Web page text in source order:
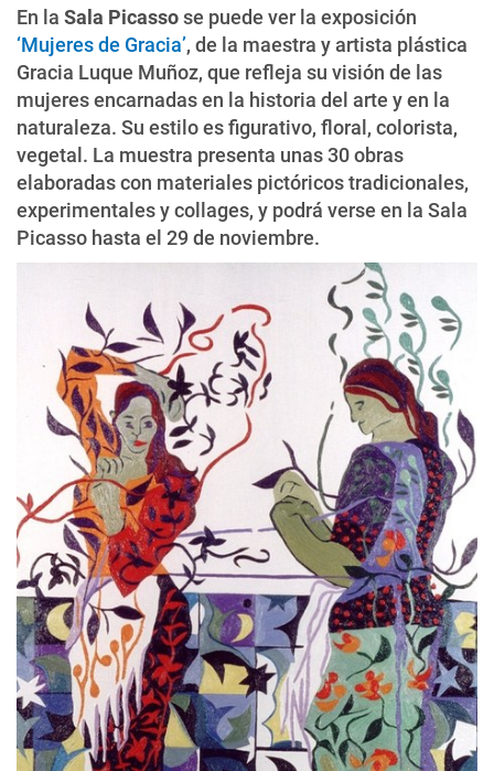
En la Sala Picassose puede ver la exposición
‘Mujeres de Gracia’, de la maestra y artista plástica
Gracia Luque Muñoz, que refleja su visión de las
mujeres encarnadas en la historia del arte y en la
naturaleza. Su estilo es figurativo, floral, colorista,
vegetal. La muestra presenta unas 30 obras
elaboradas con materiales pictóricos tradicionales,
experimentales y collages, y podrá verse en la Sala
Picasso hasta el 29 de noviembre.